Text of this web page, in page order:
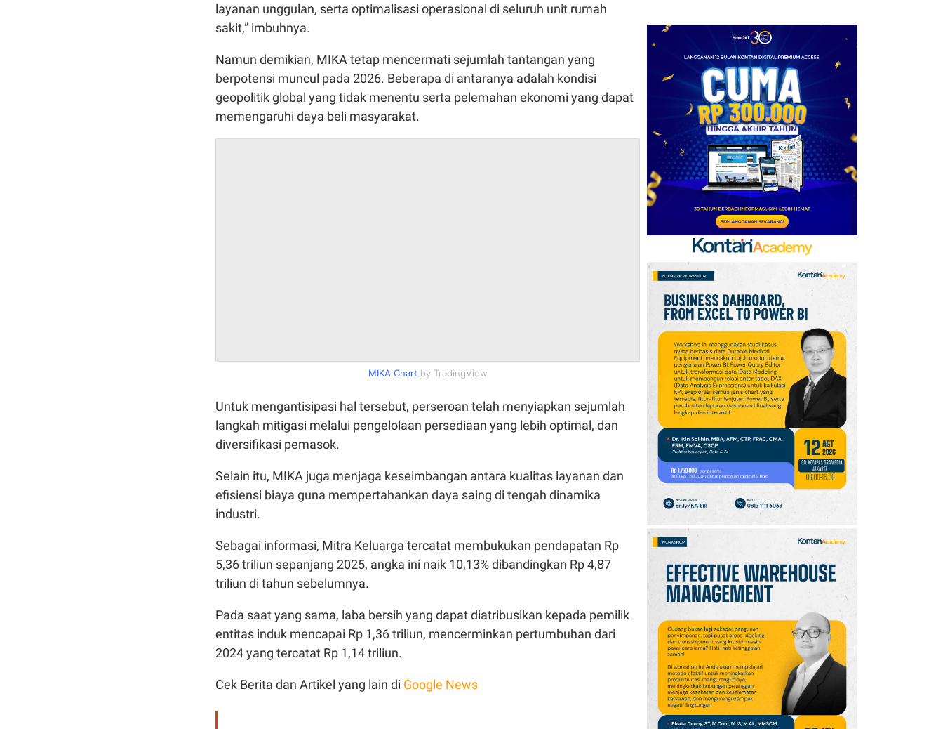
layanan unggulan, serta optimalisasi operasional di seluruh unit rumah
sakit,” imbuhnya.
Namun demikian, MIKA tetap mencermati sejumlah tantangan yang
berpotensi muncul pada 2026. Beberapa di antaranya adalah kondisi
geopolitik global yang tidak menentu serta pelemahan ekonomi yang dapat
memengaruhi daya beli masyarakat.
MIKA Chart by TradingView
Untuk mengantisipasi hal tersebut, perseroan telah menyiapkan sejumlah
langkah mitigasi melalui pengelolaan persediaan yang lebih optimal, dan
diversifikasi pemasok.
Selain itu, MIKA juga menjaga keseimbangan antara kualitas layanan dan
efisiensi biaya guna mempertahankan daya saing di tengah dinamika
industri.
Sebagai informasi, Mitra Keluarga tercatat membukukan pendapatan Rp
5,36 triliun sepanjang 2025, angka ini naik 10,13% dibandingkan Rp 4,87
triliun di tahun sebelumnya.
Pada saat yang sama, laba bersih yang dapat diatribusikan kepada pemilik
entitas induk mencapai Rp 1,36 triliun, mencerminkan pertumbuhan dari
2024 yang tercatat Rp 1,14 triliun.
Cek Berita dan Artikel yang lain di Google News
10
Perpres Ojol Ditargetkan
Terbit Sebelum 17
Agustus 2026, Ini
Aturannya
Treasuri 9,63 Miliar, Cek
Profil Emiten DSSA
hingga Kinerjanya
Arsenal Perpanjang
Kerja Sama dengan
Emirates hingga 2033, Ini
Detail Kemitraannya
7
FIFA Akhirnya Cairkan
Hadiah Timnas Yordania
yang Tertunda 8 Bulan
Promo Alfamart Murah
Banget 7–13 Agustus
2026, Sunlight hingga
Bebelac Diskon
9
Promo JSM Superindo
7–9 Agustus 2026,
Minyak Goreng Rp37.900
hingga Buah Diskon 50%
10 Klasemen Grup A Piala
AFF 2026: Ini Skenario
Indonesia Lolos ke
Semifinal